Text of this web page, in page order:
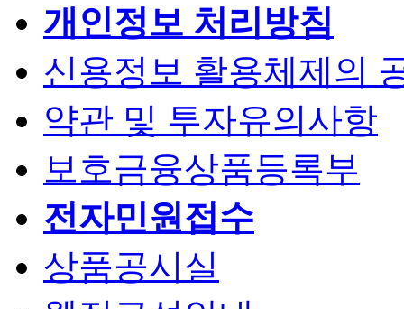
개인정보 처리방침
신용정보 활용체제의
약관 및 투자유의사항
보호금융상품등록부
전자민원접수
상품공시실